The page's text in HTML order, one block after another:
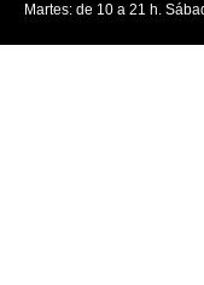
Martes: de 10 a 21 h.